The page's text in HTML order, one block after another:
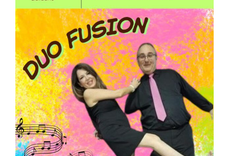
Entitats
75 aniversari
Fundació
Serveis